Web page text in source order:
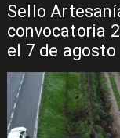
Sello
convocatoria
el 7 de agosto